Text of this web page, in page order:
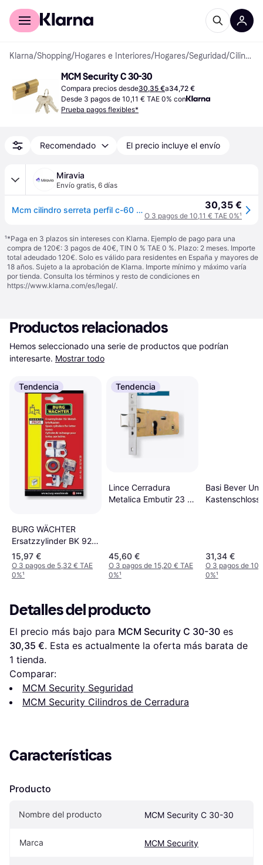
Comprar con Klarna
Klarna/Shopping/Hogares e Interiores/Hogares/Seguridad/ Cilindros de Cerradura
MCM Security C 30-30
Compara precios desde30,35 €a34,72 €
Desde 3 pagos de 10,11 € TAE 0% con
Prueba pagos flexibles*
Recomendado El precio incluye el envío
Miravia
Envío gratis, 6 días
Mcm cilindro serreta perfil c-60 30x30 r-14 laton (para 1501) 30,35 €
O 3 pagos de 10,11 € TAE 0%¹
¹*Paga en 3 plazos sin intereses con Klarna. Ejemplo de pago para una
compra de 120€: 3 pagos de 40€, TIN 0 % TAE 0 %. Plazo: 2 meses. Importe
total adeudado 120€. Solo es válido para residentes en España y mayores de
18 años. Sujeto a la aprobación de Klarna. Importe mínimo y máximo varía
por tienda. Consulta los términos y resto de condiciones en
https://www.klarna.com/es/legal/.
Productos relacionados
Hemos seleccionado una serie de productos que podrían
interesarte. Mostrar todo
Tendencia
BURG WÄCHTER
Ersatzzylinder BK 92
M SB
15,97 €
O 3 pagos de 5,32 € TAE
0%¹
Tendencia
Lince Cerradura
Metalica Embutir 23 x
45,60 €
O 3 pagos de 15,20 € TAE
0%¹
Basi Bever
Kastenschloss
31,34 €
O 3 pagos de
0%¹
Detalles del producto
El precio más bajo para MCM Security C 30-30
30,35 €. Esta es actualmente la oferta más barata de
1 tienda.
Comparar:
MCM Security Seguridad
MCM Security Cilindros de Cerradura
Características
Producto
Nombre del producto MCM Security C 30-30
Marca MCM Security